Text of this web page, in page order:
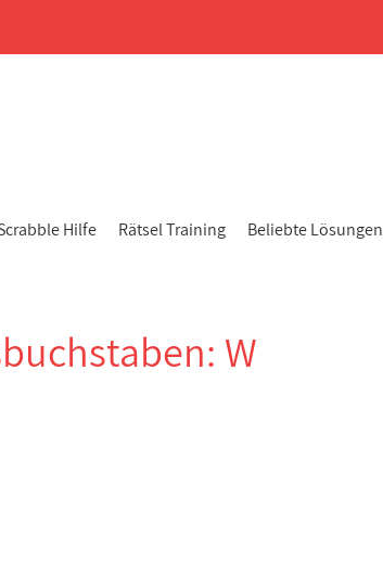
Hilfe Rätsel Training Beliebte Lösungen
W